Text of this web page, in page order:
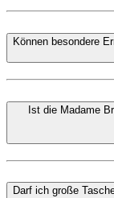
Können besondere
Ist die Madame
Darf ich große